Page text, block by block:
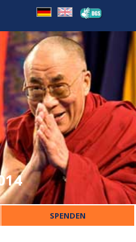
BESUCHERINFOS
SPENDEN